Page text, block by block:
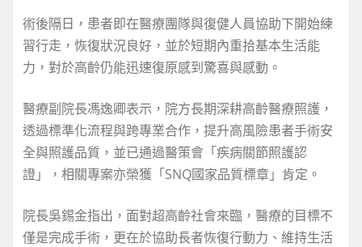
術後隔日，患者即在醫療團隊與復健人員協助下開始練
習行走，恢復狀況良好，並於短期內重拾基本生活能
力，對於高齡仍能迅速復原感到驚喜與感動。
醫療副院長馮逸卿表示，院方長期深耕高齡醫療照護，
透過標準化流程與跨專業合作，提升高風險患者手術安
全與照護品質，並已通過醫策會「疾病關節照護認
證」，相關專案亦榮獲「SNQ國家品質標章」肯定。
院長吳錫金指出，面對超高齡社會來臨，醫療的目標不
僅是完成手術，更在於協助長者恢復行動力、維持生活